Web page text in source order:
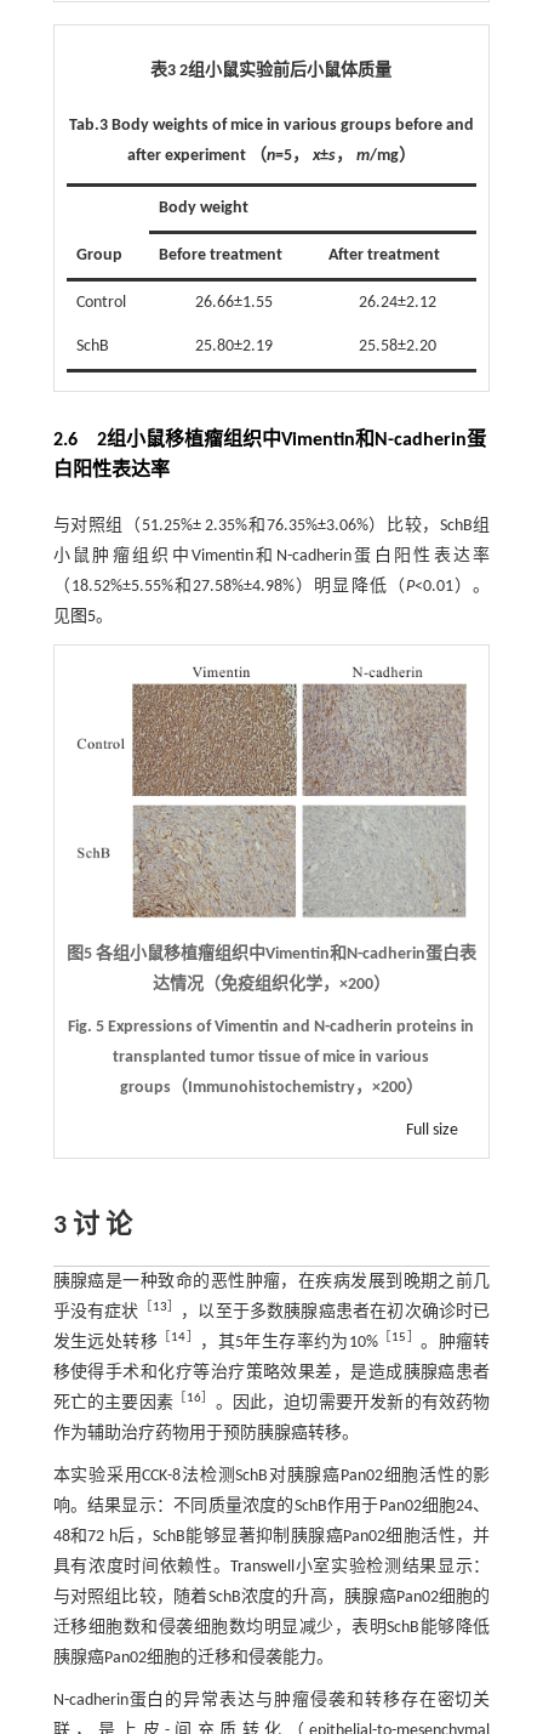
表3 2组小鼠实验前后小鼠体质量
Tab.3 Body weights of mice in various groups before and
after experiment（n=5， x±s， m/mg）
Group
Body weight
Before treatment After treatment
Control 26.66±1.55 26.24±2.12
SchB 25.80±2.19 25.58±2.20
2.6 2组小鼠移植瘤组织中Vimentin和N-cadherin蛋
白阳性表达率
与对照组（51.25%± 2.35%和76.35%±3.06%）比较，SchB组
小鼠肿瘤组织中Vimentin和N-cadherin蛋白阳性表达率
（18.52%±5.55%和27.58%±4.98%）明显降低（P<0.01）。
见图5。
图5 各组小鼠移植瘤组织中Vimentin和N-cadherin蛋白表
达情况（免疫组织化学， ×200）
Fig. 5Expressions of Vimentin and N-cadherin proteins in
transplanted tumor tissue of mice in various
groups（Immunohistochemistry， ×200）
Full size
3 讨 论
胰腺癌是一种致命的恶性肿瘤，在疾病发展到晚期之前几
乎没有症状
13
，以至于多数胰腺癌患者在初次确诊时已
发生远处转移
14 ，其5年生存率约为10% 15
。肿瘤转
移使得手术和化疗等治疗策略效果差，是造成胰腺癌患者
死亡的主要因素［ 16
。因此，迫切需要开发新的有效药物
作为辅助治疗药物用于预防胰腺癌转移。
本实验采用CCK-8法检测SchB对胰腺癌Pan02细胞活性的影
响。结果显示：不同质量浓度的SchB作用于Pan02细胞24、
48和72 h后，SchB能够显著抑制胰腺癌Pan02细胞活性，并
具有浓度时间依赖性。Transwell小室实验检测结果显示：
与对照组比较，随着SchB浓度的升高，胰腺癌Pan02细胞的
迁移细胞数和侵袭细胞数均明显减少，表明SchB能够降低
胰腺癌Pan02细胞的迁移和侵袭能力。
N-cadherin蛋白的异常表达与肿瘤侵袭和转移存在密切关